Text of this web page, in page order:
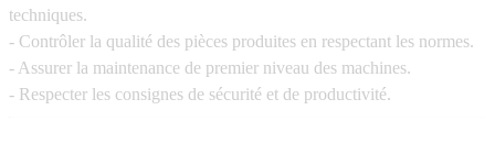
techniques.
- Contrôler la qualité des pièces produites en respectant les normes.
- Assurer la maintenance de premier niveau des machines.
- Respecter les consignes de sécurité et de productivité.